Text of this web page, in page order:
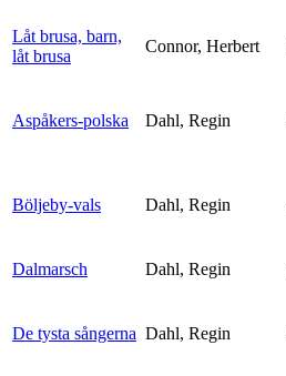
Låt brusa, barn,
låt brusa
Connor, Herbert
Aspåkers-polska Dahl, Regin
Böljeby-vals Dahl, Regin
Dalmarsch Dahl, Regin
De tysta sångerna Dahl, Regin